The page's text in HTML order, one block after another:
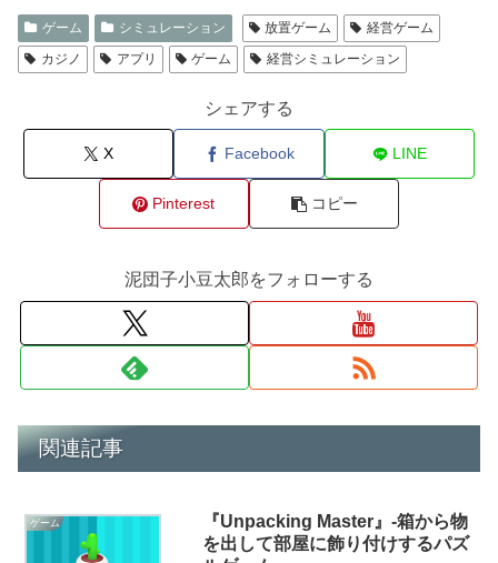
ゲーム シミュレーション 放置ゲーム
経営ゲーム
カジノ
アプリ ゲーム 経営シミュレーション
シェアする
X Facebook LINE
Pinterest コピー
泥団子小豆太郎をフォローする
関連記事
ゲーム
『Unpacking Master』-箱から物
を出して部屋に飾り付けするパズ